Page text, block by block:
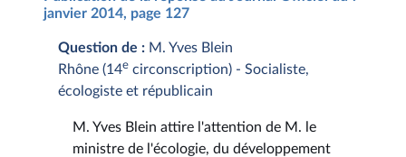
janvier 2014, page 127
Question de : M. Yves Blein
Rhône (14e circonscription) - Socialiste,
écologiste et républicain
M. Yves Blein attire l'attention de M. le
ministre de l'écologie, du développement